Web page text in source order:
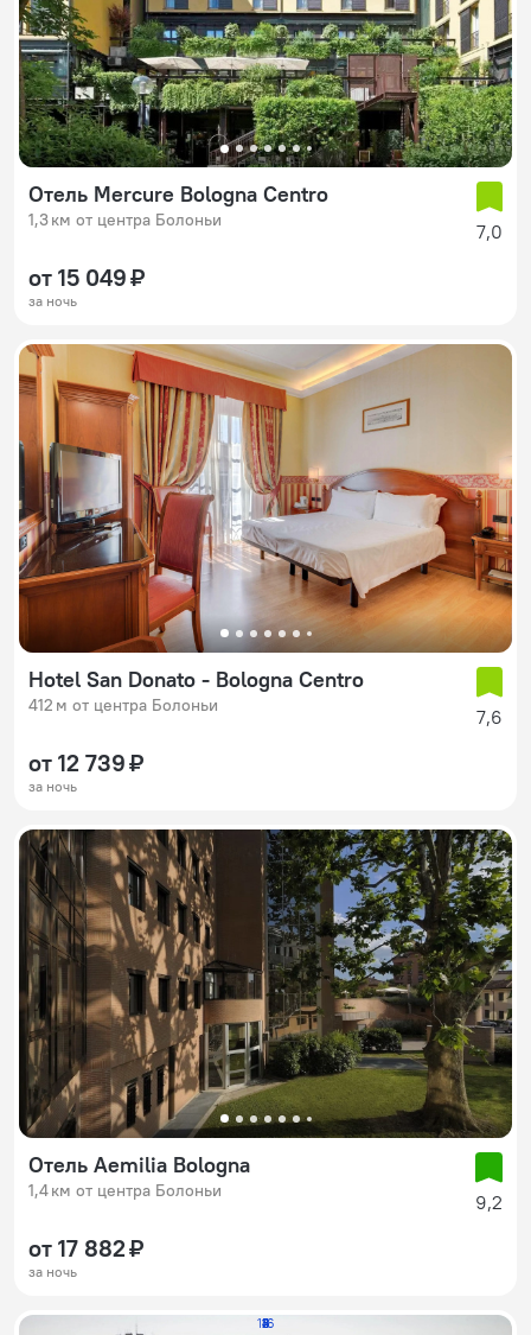
Отель Mercure Bologna Centro
1,3 км от центра Болоньи 7,0
от 15 049 ₽
за ночь
Hotel San Donato - Bologna Centro
412 м от центра Болоньи 7,6
от 12 739 ₽
за ночь
Отель Aemilia Bologna
1,4 км от центра Болоньи
9,2
от 17 882 ₽
за ночь
2
3
4
5
116